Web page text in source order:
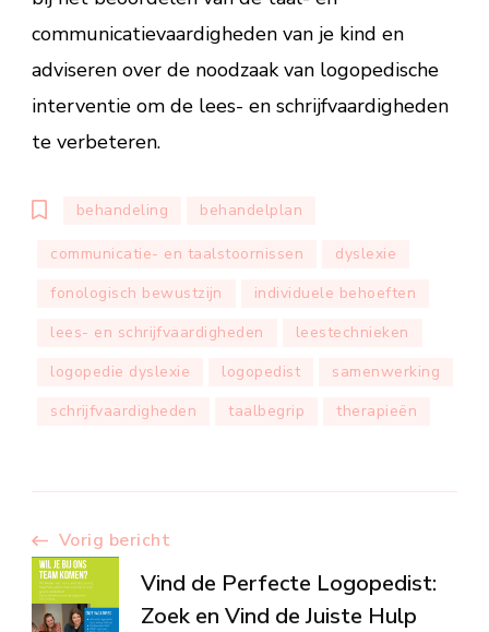
communicatievaardigheden van je kind en
adviseren over de noodzaak van logopedische
interventie om de lees- en schrijfvaardigheden
te verbeteren.
behandeling behandelplan
communicatie- en taalstoornissen
dyslexie
fonologisch bewustzijn
individuele behoeften
lees- en schrijfvaardigheden
leestechnieken
logopedie dyslexie
logopedist
samenwerking
schrijfvaardigheden
taalbegrip therapieën
Berichtnavigatie
Vorig bericht
Vind de Perfecte Logopedist:
Zoek en Vind de Juiste Hulp